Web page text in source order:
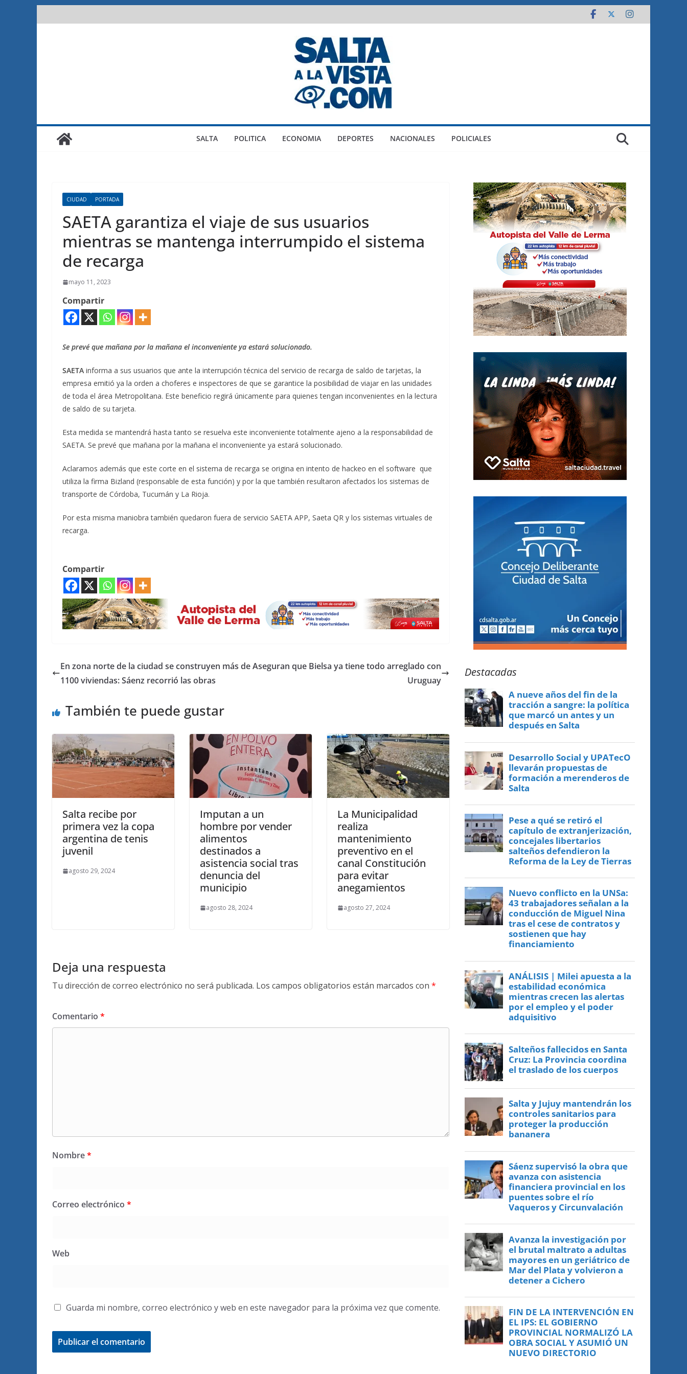
al
SALTA POLITICA ECONOMIA DEPORTES NACIONALES POLICIALES
CIUDAD PORTADA
SAETA garantiza el viaje de sus usuarios
mientras se mantenga interrumpido el sistema
de recarga
mayo 11, 2023
Compartir
Se prevé que mañana por la mañana el inconveniente ya estará solucionado.
SAETA informa a sus usuarios que ante la interrupción técnica del servicio de recarga de saldo de tarjetas, la
empresa emitió ya la orden a choferes e inspectores de que se garantice la posibilidad de viajar en las unidades
de toda el área Metropolitana. Este beneficio regirá únicamente para quienes tengan inconvenientes en la lectura
de saldo de su tarjeta.
Esta medida se mantendrá hasta tanto se resuelva este inconveniente totalmente ajeno a la responsabilidad de
SAETA. Se prevé que mañana por la mañana el inconveniente ya estará solucionado.
Aclaramos además que este corte en el sistema de recarga se origina en intento de hackeo en el software que
utiliza la firma Bizland (responsable de esta función) y por la que también resultaron afectados los sistemas de
transporte de Córdoba, Tucumán y La Rioja.
Por esta misma maniobra también quedaron fuera de servicio SAETA APP, Saeta QR y los sistemas virtuales de
recarga.
Compartir
En zona norte de la ciudad se construyen más de
1100 viviendas: Sáenz recorrió las obras
Aseguran que Bielsa ya tiene todo arreglado con
Uruguay
También te puede gustar
Salta recibe por
primera vez la copa
argentina de tenis
juvenil
agosto 29, 2024
Imputan a un
hombre por vender
alimentos
destinados a
asistencia social tras
denuncia del
municipio
agosto 28, 2024
La Municipalidad
realiza
mantenimiento
preventivo en el
canal Constitución
para evitar
anegamientos
agosto 27, 2024
Deja una respuesta
Tu dirección de correo electrónico no será publicada. Los campos obligatorios están marcados con *
Comentario *
Nombre*
Correo electrónico *
Web
Guarda mi nombre, correo electrónico y web en este navegador para la próxima vez que comente.
Destacadas